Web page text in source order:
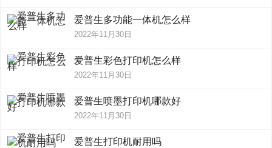
爱普生多功能一体机怎么样
2022年11月30日
爱普生彩色打印机怎么样
2022年11月30日
爱普生喷墨打印机哪款好
2022年11月30日
爱普生打印机耐用吗